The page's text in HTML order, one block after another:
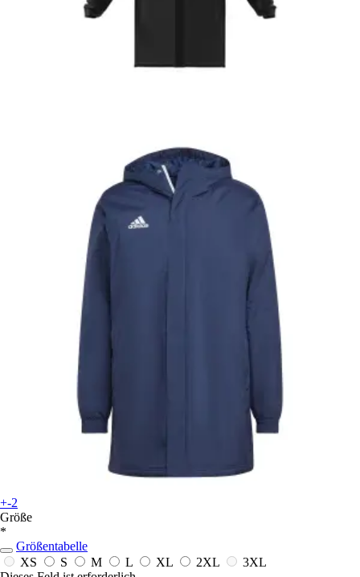
+-2
Größe
*
Größentabelle
XS
S M L XL 2XL
3XL